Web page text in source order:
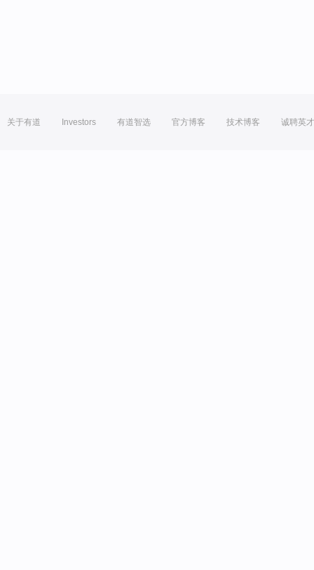
关于有道 Investors 有道智选 官方博客 技术博客 诚聘英才